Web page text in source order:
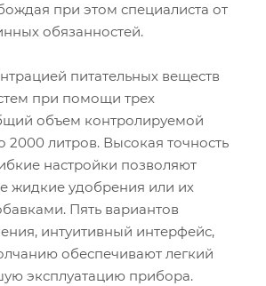
при этом специалиста от
обязанностей.
питательных веществ
при помощи трех
объем контролируемой
2000 литров. Высокая точность
настройки позволяют
жидкие удобрения или их
Пять вариантов
интуитивный интерфейс,
обеспечивают легкий
эксплуатацию прибора.